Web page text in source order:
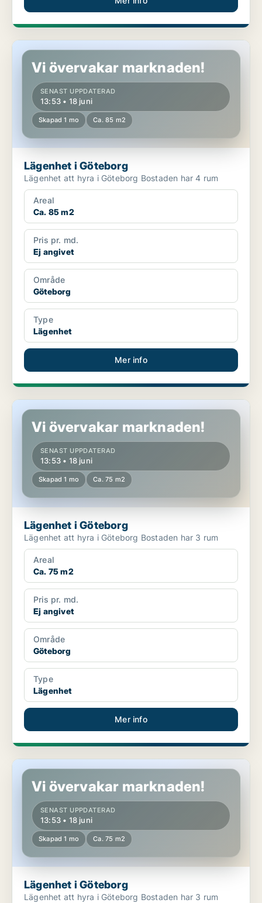
Lägenhet i Göteborg
Vi övervakar marknaden!
SENAST UPPDATERAD
13:53 • 18 juni
Skapad 1 mo Ca. 85 m2
Lägenhet i Göteborg
Lägenhet att hyra i Göteborg Bostaden har 4 rum
Areal
Ca. 85 m2
Pris pr. md.
Ej angivet
Område
Göteborg
Type
Lägenhet
Mer info
Lägenhet i Göteborg
Vi övervakar marknaden!
SENAST UPPDATERAD
13:53 • 18 juni
Skapad 1 mo Ca. 75 m2
Lägenhet i Göteborg
Lägenhet att hyra i Göteborg Bostaden har 3 rum
Areal
Ca. 75 m2
Pris pr. md.
Ej angivet
Område
Göteborg
Type
Lägenhet
Mer info
Lägenhet i Göteborg
Vi övervakar marknaden!
SENAST UPPDATERAD
13:53 • 18 juni
Skapad 1 mo Ca. 75 m2
Lägenhet i Göteborg
Lägenhet att hyra i Göteborg Bostaden har 3 rum